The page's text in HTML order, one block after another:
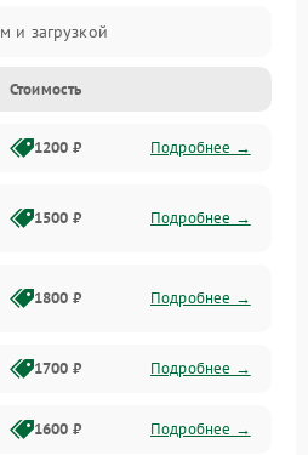
и загрузкой
и монитором
и стабильностью
Стоимость
1200 ₽ Подробнее →
1500 ₽ Подробнее →
1800 ₽ Подробнее →
1700 ₽ Подробнее →
1600 ₽ Подробнее →